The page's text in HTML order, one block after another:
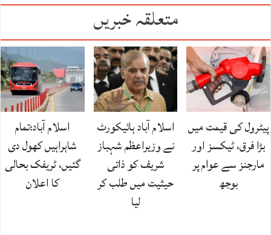
متعلقہ خبریں
پیٹرول کی قیمت میں
بڑا فرق، ٹیکسز اور
مارجنز سے عوام پر
بوجھ
اسلام آباد ہائیکورٹ
نے وزیراعظم شہباز
شریف کو ذاتی
حیثیت میں طلب کر
لیا
اسلام آباد:تمام
شاہراہیں کھول دی
گئیں، ٹریفک بحالی
کا اعلان